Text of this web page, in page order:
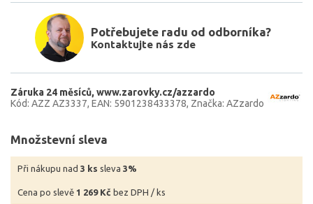
Potřebujete radu od odborníka?
Kontaktujte nás zde
Záruka 24 měsíců www.zarovky.cz/azzardo
Kód: AZZ AZ3337 EAN: 5901238433378 Značka: AZzardo
Množstevní sleva
Při nákupu nad 3 ks sleva 3%
Cena po slevě 1 269 Kč bez DPH / ks